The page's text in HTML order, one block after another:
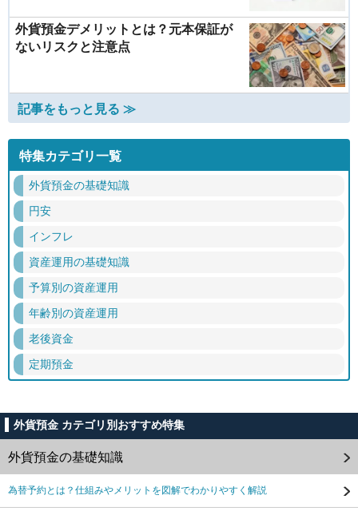
外貨預金デメリットとは？元本保証が
ないリスクと注意点
記事をもっと見る ≫
特集カテゴリ一覧
外貨預金の基礎知識
円安
インフレ
資産運用の基礎知識
予算別の資産運用
年齢別の資産運用
老後資金
定期預金
外貨預金 カテゴリ別おすすめ特集
外貨預金の基礎知識
為替予約とは？仕組みやメリットを図解でわかりやすく解説